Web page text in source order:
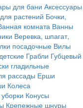
для бани Аксессуары
растений Бочки,
комната Ванны
Веревка, шпагат,
посадочные Вилы
Грабли Губцевый
гладильные
рассады Ерши
Колеса
Конусы
Крепежные шнуры